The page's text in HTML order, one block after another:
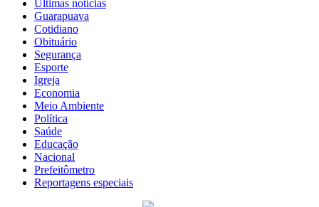
Últimas notícias
Guarapuava
Cotidiano
Obituário
Segurança
Esporte
Igreja
Economia
Meio Ambiente
Política
Saúde
Educação
Nacional
Prefeitômetro
Reportagens especiais